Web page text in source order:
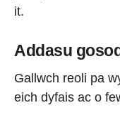
it.
Addasu
Gallwch reoli pa
eich dyfais ac o